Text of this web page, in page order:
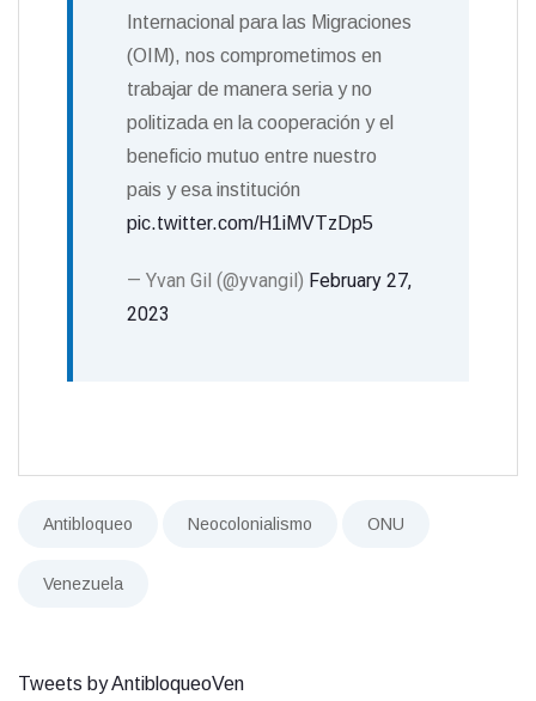
Internacional para las Migraciones
(OIM), nos comprometimos en
trabajar de manera seria y no
politizada en la cooperación y el
beneficio mutuo entre nuestro
pais y esa institución
pic.twitter.com/H1iMVTzDp5
— Yvan Gil (@yvangil) February 27,
2023
Antibloqueo Neocolonialismo ONU
Venezuela
Tweets by AntibloqueoVen